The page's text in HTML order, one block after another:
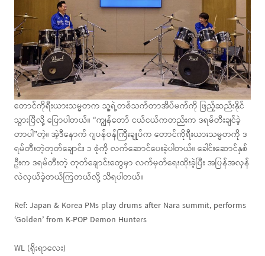
တောင်ကိုရီးယားသမ္မတက သူ့ရဲ့တစ်သက်တာအိပ်မက်ကို ဖြည့်ဆည်းနိုင်
သွားပြီလို့ ပြောပါတယ်။ “ကျွန်တော် ငယ်ငယ်ကတည်းက ဒရမ်တီးချင်ခဲ့
တာပါ”တဲ့။ အဲ့ဒီနောက် ဂျပန်ဝန်ကြီးချုပ်က တောင်ကိုရီးယားသမ္မတကို ဒ
ရမ်တီးတဲ့တုတ်ချောင်း ၁ စုံကို လက်ဆောင်ပေးခဲ့ပါတယ်။ ခေါင်းဆောင်နှစ်
ဦးက ဒရမ်တီးတဲ့ တုတ်ချောင်းတွေမှာ လက်မှတ်ရေးထိုးခဲ့ပြီး အပြန်အလှန်
လဲလှယ်ခဲ့တယ်ကြတယ်လို့ သိရပါတယ်။
Ref: Japan & Korea PMs play drums after Nara summit, performs
‘Golden’ from K-POP Demon Hunters
WL (ရိုးရာလေး)